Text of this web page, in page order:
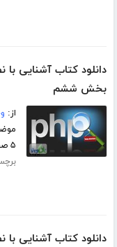
بخش ششم
از:
۵ صفحه